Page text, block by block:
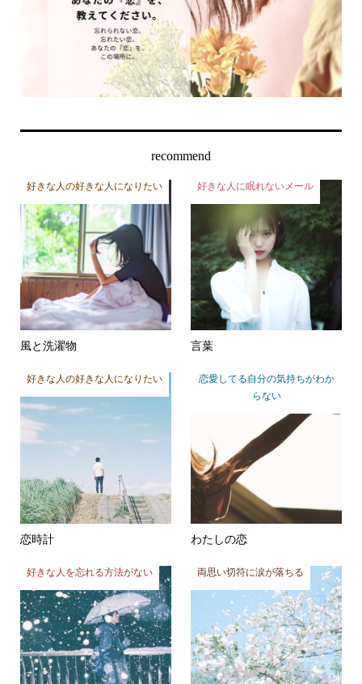
recommend
好きな人の好きな人になりたい
風と洗濯物
好きな人に眠れないメール
言葉
好きな人の好きな人になりたい
恋時計
恋愛してる自分の気持ちがわか
らない
わたしの恋
好きな人を忘れる方法がない 両思い切符に涙が落ちる